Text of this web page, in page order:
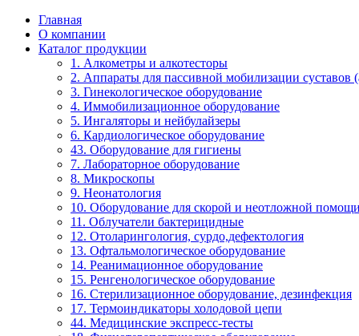
Главная
О компании
Каталог продукции
1. Алкометры и алкотесторы
2. Аппараты для пассивной мобилизации суставов
3. Гинекологическое оборудование
4. Иммобилизационное оборудование
5. Ингаляторы и нейбулайзеры
6. Кардиологическое оборудование
43. Оборудование для гигиены
7. Лабораторное оборудование
8. Микроскопы
9. Неонатология
10. Оборудование для скорой и неотложной помощи
11. Облучатели бактерицидные
12. Отоларингология, сурдо,дефектология
13. Офтальмологическое оборудование
14. Реанимационное оборудование
15. Ренгенологическое оборудование
16. Стерилизационное оборудование, дезинфекция
17. Термоиндикаторы холодовой цепи
44. Медицинские экспресс-тесты